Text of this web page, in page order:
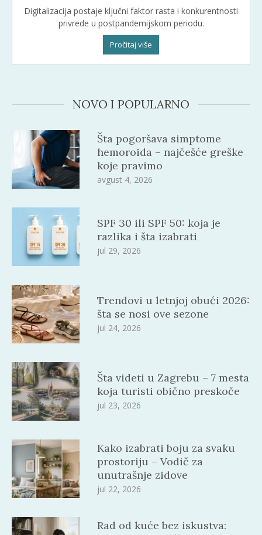
Digitalizacija postaje ključni faktor rasta i konkurentnosti
privrede u postpandemijskom periodu.
Pročitaj više
NOVO I POPULARNO
Šta pogoršava simptome
hemoroida – najčešće greške
koje pravimo
avgust 4, 2026
SPF 30 ili SPF 50: koja je
razlika i šta izabrati
jul 29, 2026
Trendovi u letnjoj obući 2026:
šta se nosi ove sezone
jul 24, 2026
Šta videti u Zagrebu – 7 mesta
koja turisti obično preskoče
jul 23, 2026
Kako izabrati boju za svaku
prostoriju – Vodič za
unutrašnje zidove
jul 22, 2026
Rad od kuće bez iskustva: